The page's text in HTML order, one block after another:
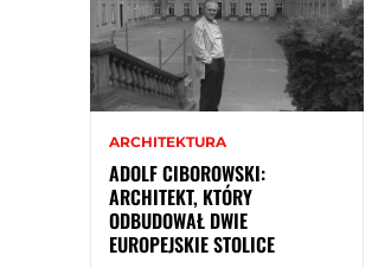
ARCHITEKTURA
ADOLF CIBOROWSKI:
ARCHITEKT, KTÓRY
ODBUDOWAŁ DWIE
EUROPEJSKIE STOLICE